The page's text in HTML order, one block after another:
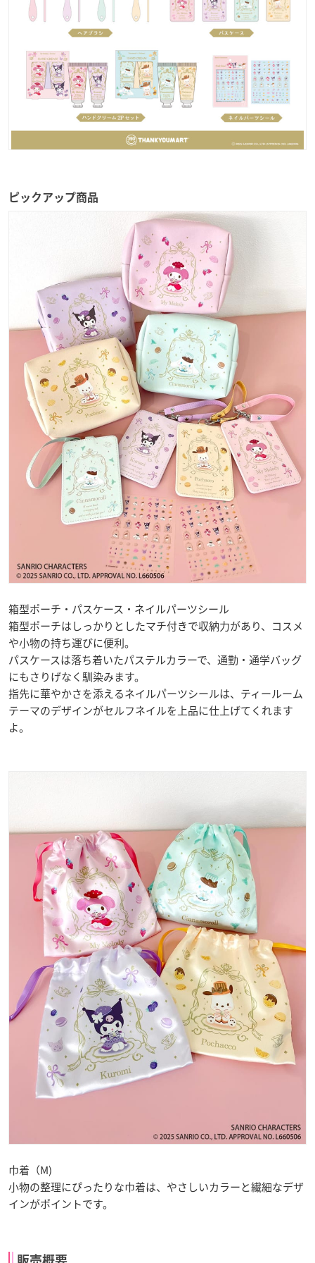
ピックアップ商品
箱型ポーチ・パスケース・ネイルパーツシール
箱型ポーチはしっかりとしたマチ付きで収納力があり、コスメ
や小物の持ち運びに便利。
パスケースは落ち着いたパステルカラーで、通勤・通学バッグ
にもさりげなく馴染みます。
指先に華やかさを添えるネイルパーツシールは、ティールーム
テーマのデザインがセルフネイルを上品に仕上げてくれます
よ。
巾着（M)
小物の整理にぴったりな巾着は、やさしいカラーと繊細なデザ
インがポイントです。
販売概要